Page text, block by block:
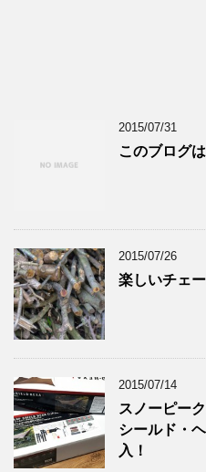
2015/07/31
このブログ
2015/07/26
楽しいチェ
2015/07/14
スノーピー
シールド・
入！